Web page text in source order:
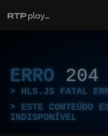
ERRO 204
HLS.JS FATAL
ESTE CONTEÚDO
INDISPONÍVEL